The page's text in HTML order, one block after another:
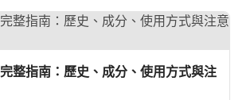
整指南：歷史、成分、使用方式與注